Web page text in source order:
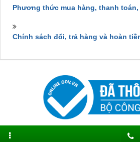
Phương thức mua hàng, thanh toán,
Chính sách đổi, trả hàng và hoàn